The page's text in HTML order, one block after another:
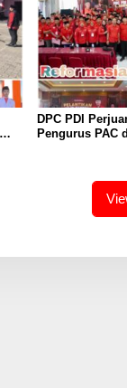
DPC PDI
Pengurus PAC